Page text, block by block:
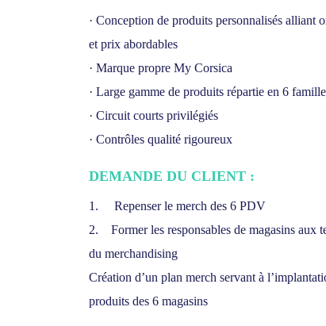
· Conception de produits personnalisés alliant
et prix abordables
· Marque propre My Corsica
· Large gamme de produits répartie en 6
· Circuit courts privilégiés
· Contrôles qualité rigoureux
DEMANDE DU CLIENT :
1. Repenser le merch des 6 PDV
2. Former les responsables de magasins aux
du merchandising
Création d’un plan merch servant à
produits des 6 magasins
[mailerlite_form